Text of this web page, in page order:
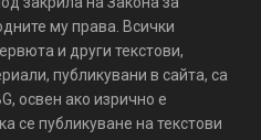
му права. Всички
и други текстови,
публикувани в сайта, са
освен ако изрично е
се публикуване на текстови